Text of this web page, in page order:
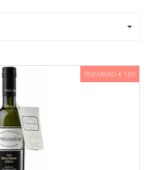
RISPARMIO € 1,09